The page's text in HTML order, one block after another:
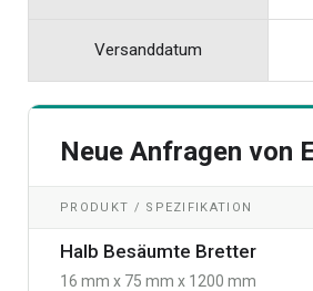
Versanddatum
Neue Anfragen von
PRODUKT / SPEZIFIKATION
Halb Besäumte Bretter
16 mm x 75 mm x 1200 mm